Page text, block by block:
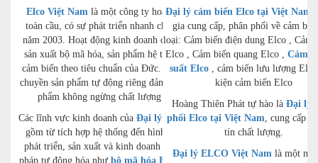
Elco Việt Nam là một công ty hoạt động
toàn cầu, có sự phát triển nhanh chóng từ
năm 2003. Hoạt động kinh doanh cốt lõi là
sản xuất bộ mã hóa, sản phẩm hệ thống và
cảm biến theo tiêu chuẩn của Đức. Các dây
chuyền sản phẩm tự động riêng đảm bảo sản
phẩm không ngừng chất lượng cao.
Các lĩnh vực kinh doanh của Đại lý Elcobao
gồm từ tích hợp hệ thống đến hình thành,
phát triển, sản xuất và kinh doanh các giải
pháp tự động hóa như bộ mã hóa Elco
, cáp,
Đại lý cảm biến Elco tại Việt Nam
gia cung cấp, phân phối về cảm
loại: Cảm biến điện dung Elco , Cảm
Elco , Cảm biến quang Elco , Cảm
suất Elco, cảm biến lưu lượng
kiện cảm biến Elco
Hoàng Thiên Phát tự hào là Đại lý
phối Elco tại Việt Nam, cung cấp
tín chất lượng.
Đại lý ELCO Việt Nam là một